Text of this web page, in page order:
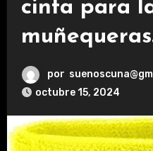
cinta para
por
octubre 15, 2024